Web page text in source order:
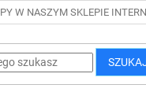
W NASZYM SKLEPIE